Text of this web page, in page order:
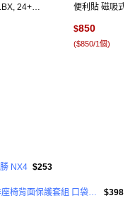
24+
貼膜小工具
便利貼 磁吸式
$850
($850/1個)
NX4 $253
INSTALL 現代 Staria Lounge 9人座 第一排座椅背面保護套組 口袋型 高級款
$398